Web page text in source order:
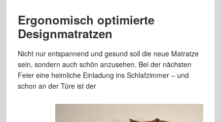
Ergonomisch optimierte
Designmatratzen
Nicht nur entspannend und gesund soll die neue Matratze
sein, sondern auch schön anzusehen. Bei der nächsten
Feier eine heimliche Einladung ins Schlafzimmer – und
schon an der Türe ist der